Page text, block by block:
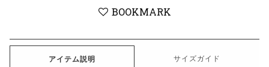
BOOKMARK
アイテム説明 サイズガイド